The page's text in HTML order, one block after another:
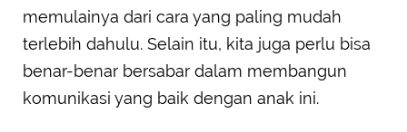
memulainya dari cara yang paling mudah
terlebih dahulu. Selain itu, kita juga perlu bisa
benar-benar bersabar dalam membangun
komunikasi yang baik dengan anak ini.